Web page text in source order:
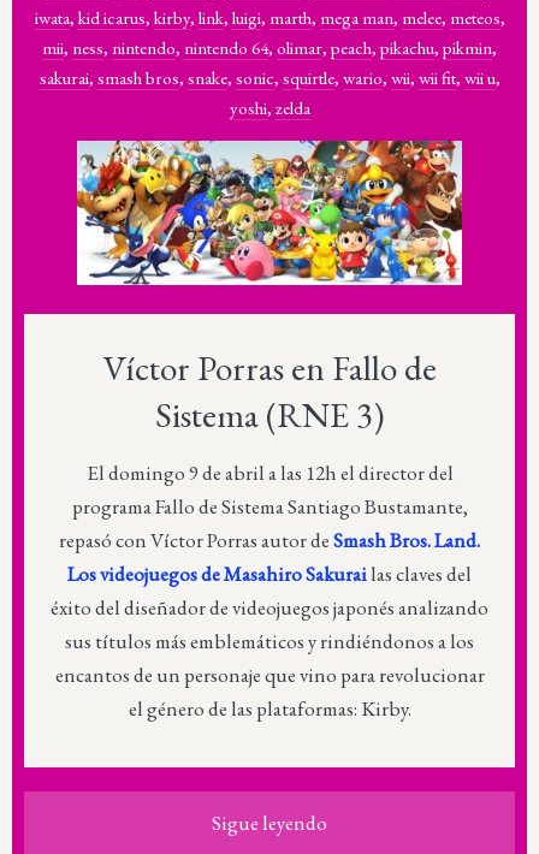
iwata, kid icarus, kirby, link, luigi, marth, mega man, melee, meteos,
mii, ness, nintendo, nintendo 64, olimar, peach, pikachu, pikmin,
sakurai, smash bros, snake, sonic, squirtle, wario, wii, wii fit, wii u,
yoshi, zelda
Víctor Porras en Fallo de
Sistema (RNE 3)
El domingo 9 de abril a las 12h el director del
programa Fallo de Sistema Santiago Bustamante,
repasó con Víctor Porras autor deSmash Bros. Land.
Los videojuegos de Masahiro Sakurailas claves del
éxito del diseñador de videojuegos japonés analizando
sus títulos más emblemáticos y rindiéndonos a los
encantos de un personaje que vino para revolucionar
el género de las plataformas: Kirby.
Sigue leyendo